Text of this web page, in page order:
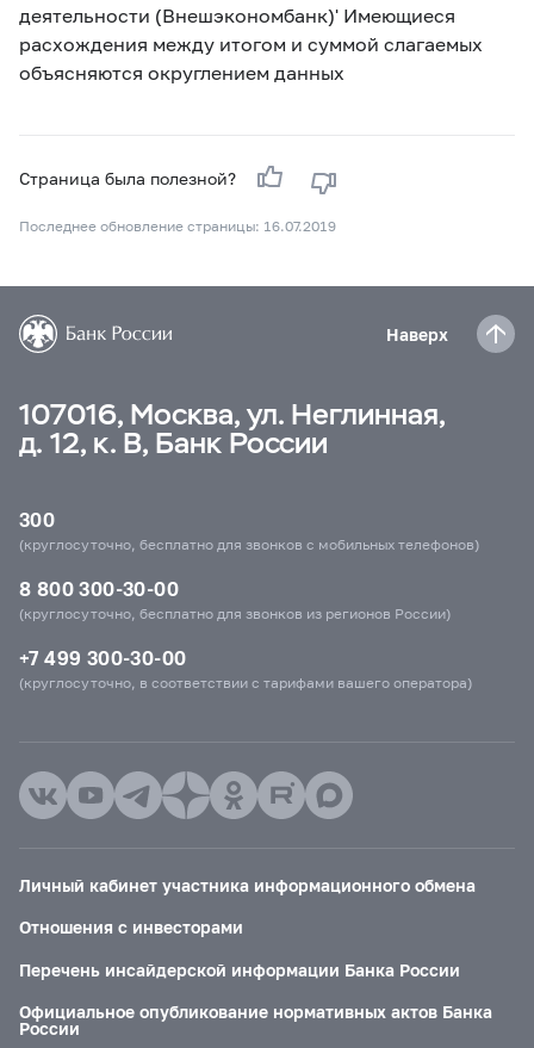
деятельности (Внешэкономбанк)' Имеющиеся
расхождения между итогом и суммой слагаемых
объясняются округлением данных
Страница была полезной?
Последнее обновление страницы: 16.07.2019
Наверх
107016, Москва, ул. Неглинная,
д. 12, к. В, Банк России
300
(круглосуточно, бесплатно для звонков с мобильных телефонов)
8 800 300-30-00
(круглосуточно, бесплатно для звонков из регионов России)
+7 499 300-30-00
(круглосуточно, в соответствии с тарифами вашего оператора)
Личный кабинет участника информационного обмена
Отношения с инвесторами
Перечень инсайдерской информации Банка России
Официальное опубликование нормативных актов Банка
России